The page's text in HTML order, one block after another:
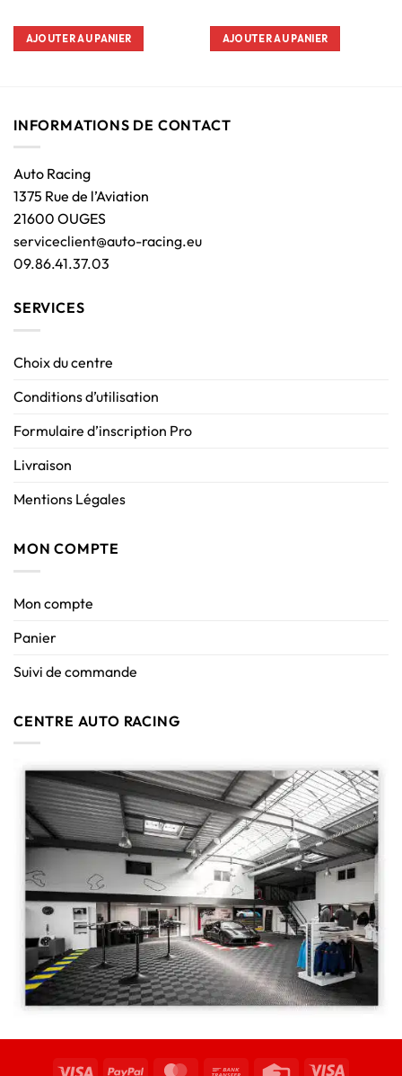
AJOUTER AU PANIER AJOUTER AU PANIER
INFORMATIONS DE CONTACT
Auto Racing
1375 Rue de l’Aviation
21600 OUGES
serviceclient@auto-racing.eu
09.86.41.37.03
SERVICES
Choix du centre
Conditions d’utilisation
Formulaire d’inscription Pro
Livraison
Mentions Légales
MON COMPTE
Mon compte
Panier
Suivi de commande
CENTRE AUTO RACING